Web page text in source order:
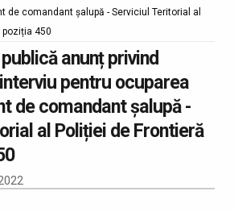
de comandant șalupă - Serviciul Teritorial al
poziția 450
publică anunț privind
pentru ocuparea
de comandant șalupă -
al Poliției de Frontieră